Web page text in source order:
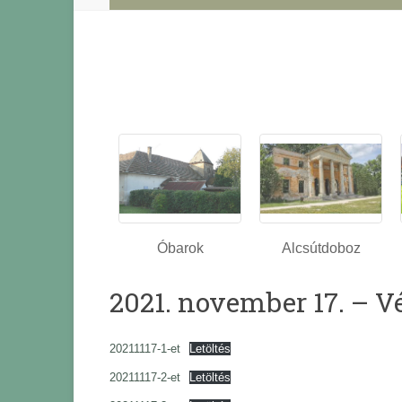
Óbarok Alcsútdoboz
2021. november 17. –
20211117-1-et Letöltés
20211117-2-et Letöltés